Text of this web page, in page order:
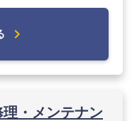
chevron_right
理・メンテナン